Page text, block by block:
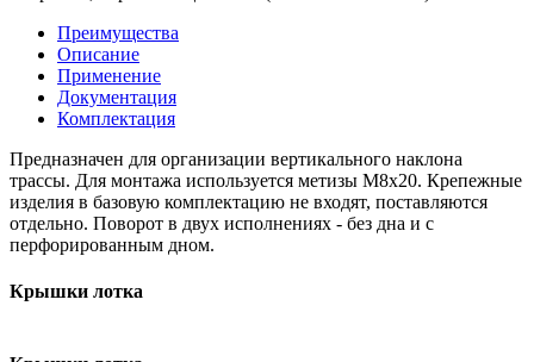
Преимущества
Описание
Применение
Документация
Комплектация
Предназначен для организации вертикального наклона
трассы. Для монтажа используется метизы М8х20. Крепежные
изделия в базовую комплектацию не входят, поставляются
отдельно. Поворот в двух исполнениях - без дна и с
перфорированным дном.
Крышки лотка